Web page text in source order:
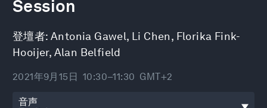
Session
登壇者: Antonia Gawel, Li Chen, Florika Fink-
Hooijer, Alan Belfield
2021年9月15日 10:30–11:30 GMT+2
音声